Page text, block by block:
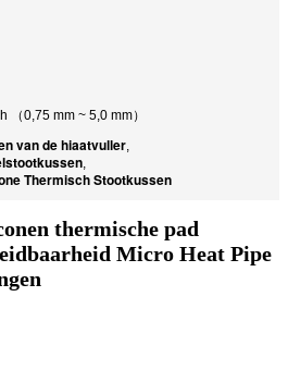
（0,75 mm ~ 5,0 mm）
van de hiaatvuller,
,
Thermisch Stootkussen
thermische pad
Micro Heat Pipe